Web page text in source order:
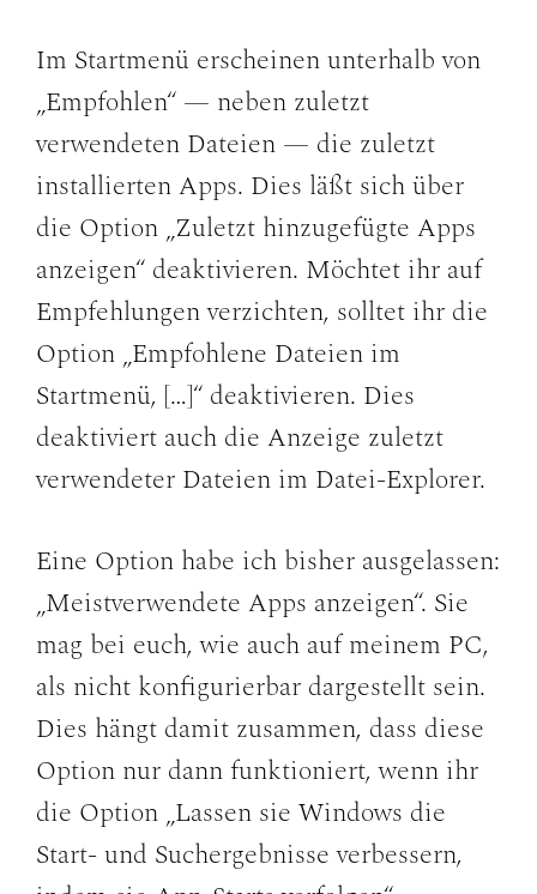
Im Startmenü erscheinen unterhalb von
„Empfohlen“ — neben zuletzt
verwendeten Dateien — die zuletzt
installierten Apps. Dies läßt sich über
die Option „Zuletzt hinzugefügte Apps
anzeigen“ deaktivieren. Möchtet ihr auf
Empfehlungen verzichten, solltet ihr die
Option „Empfohlene Dateien im
Startmenü, […]“ deaktivieren. Dies
deaktiviert auch die Anzeige zuletzt
verwendeter Dateien im Datei-Explorer.
Eine Option habe ich bisher ausgelassen:
„Meistverwendete Apps anzeigen“. Sie
mag bei euch, wie auch auf meinem PC,
als nicht konfigurierbar dargestellt sein.
Dies hängt damit zusammen, dass diese
Option nur dann funktioniert, wenn ihr
die Option „Lassen sie Windows die
Start- und Suchergebnisse verbessern,